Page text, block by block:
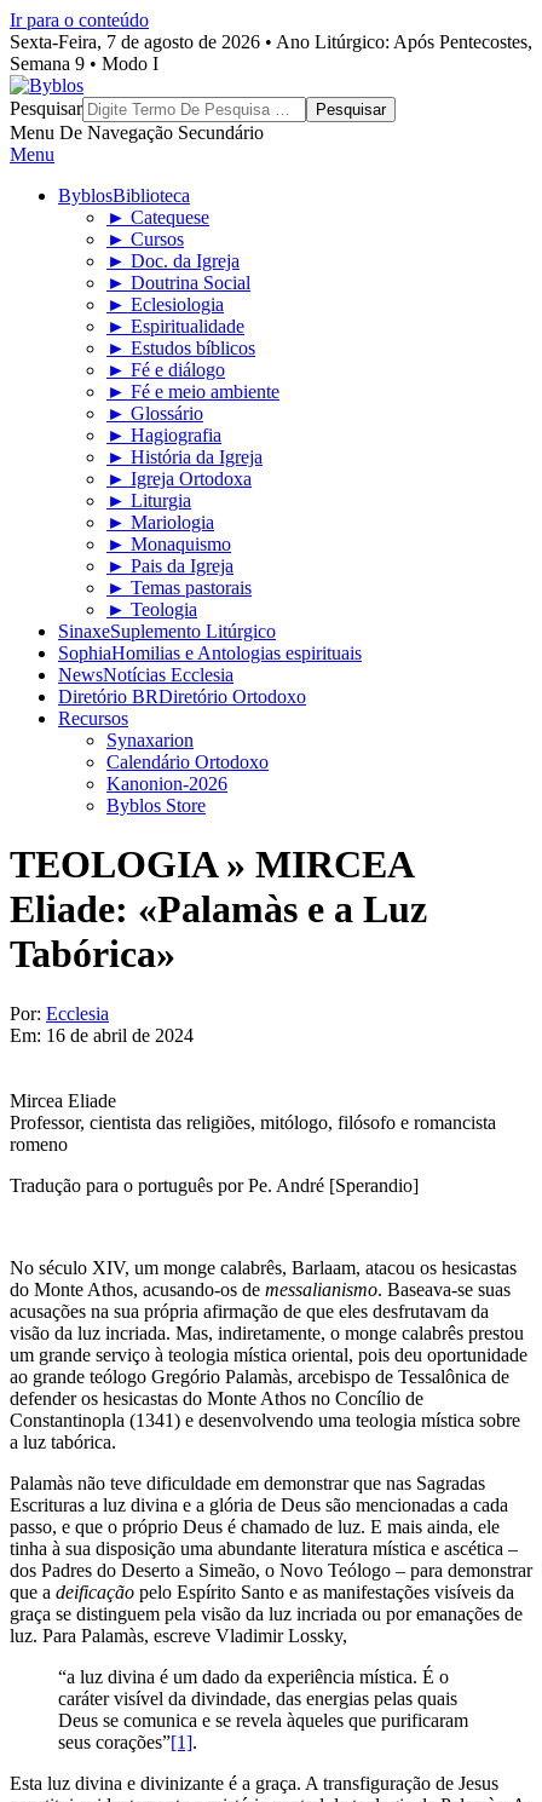
Ir para o conteúdo
Sexta-Feira, 7 de agosto de 2026 • Ano Litúrgico: Após Pentecostes,
Semana 9 • Modo I
Byblos
Pesquisar
Menu De Navegação Secundário
Menu
ByblosBiblioteca
► Catequese
► Cursos
► Doc. da Igreja
► Doutrina Social
► Eclesiologia
► Espiritualidade
► Estudos bíblicos
► Fé e diálogo
► Fé e meio ambiente
► Glossário
► Hagiografia
► História da Igreja
► Igreja Ortodoxa
► Liturgia
► Mariologia
► Monaquismo
► Pais da Igreja
► Temas pastorais
► Teologia
SinaxeSuplemento Litúrgico
SophiaHomilias e Antologias espirituais
NewsNotícias Ecclesia
Diretório BRDiretório Ortodoxo
Recursos
Synaxarion
Calendário Ortodoxo
Kanonion-2026
Byblos Store
TEOLOGIA » MIRCEA
Eliade: «Palamàs e a Luz
Tabórica»
Por: Ecclesia
Em: 16 de abril de 2024
Mircea Eliade
Professor, cientista das religiões, mitólogo, filósofo e romancista
romeno
Tradução para o português por Pe. André [Sperandio]
No século XIV, um monge calabrês, Barlaam, atacou os hesicastas
do Monte Athos, acusando-os de messalianismo. Baseava-se suas
acusações na sua própria afirmação de que eles desfrutavam da
visão da luz incriada. Mas, indiretamente, o monge calabrês prestou
um grande serviço à teologia mística oriental, pois deu oportunidade
ao grande teólogo Gregório Palamàs, arcebispo de Tessalônica de
defender os hesicastas do Monte Athos no Concílio de
Constantinopla (1341) e desenvolvendo uma teologia mística sobre
a luz tabórica.
Palamàs não teve dificuldade em demonstrar que nas Sagradas
Escrituras a luz divina e a glória de Deus são mencionadas a cada
passo, e que o próprio Deus é chamado de luz. E mais ainda, ele
tinha à sua disposição uma abundante literatura mística e ascética –
dos Padres do Deserto a Simeão, o Novo Teólogo – para demonstrar
que a deificação pelo Espírito Santo e as manifestações visíveis da
graça se distinguem pela visão da luz incriada ou por emanações de
luz. Para Palamàs, escreve Vladimir Lossky,
“a luz divina é um dado da experiência mística. É o
caráter visível da divindade, das energias pelas quais
Deus se comunica e se revela àqueles que purificaram
seus corações”[1].
Esta luz divina e divinizante é a graça. A transfiguração de Jesus